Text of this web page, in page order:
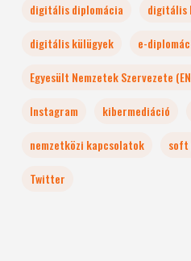
digitális diplomácia
digitális
digitális külügyek
e-
Egyesült Nemzetek Szervezete
Instagram
kibermediáció
nemzetközi kapcsolatok
soft
Twitter